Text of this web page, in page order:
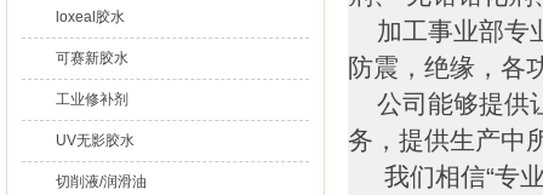
loxeal胶水
可赛新胶水
工业修补剂
UV无影胶水
切削液/润滑油
加工事业部专
防震，绝缘，各
公司能够提供
务，提供生产中
我们相信“专业